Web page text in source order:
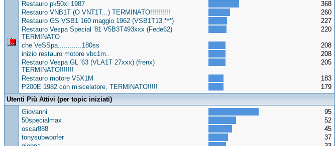
Restauro pk50xl 1987
368
Restauro VNB1T (O VNT1T...) TERMINATO!!!!!!!!!!
260
Restauro GS VSB1 160 maggio 1962 (VSB1T13.***)
227
Restauro Vespa Special '81 V5B3T493xxx (Fede62)
TERMINATO
220
che VeSSpa............180ss
208
inizio restauro motore vbc1m..
208
Restauro Vespa GL '63 (VLA1T 27xxx) (frenx)
TERMINATO!!!!!!!
205
Restauro motore V5X1M
183
P200E 1982 con miscelatore, TERMINATO!!!!!
179
Utenti Più Attivi (per topic iniziati)
Giovanni
95
50specialmax
52
oscar888
45
tonysubwoofer
37